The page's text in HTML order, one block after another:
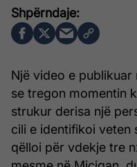
Një video e publikuar
se tregon momentin
strukur derisa një
cili e identifikoi veten
qëlloi për vdekje tre